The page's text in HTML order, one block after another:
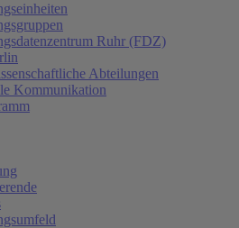
Ruhr (FDZ)
Abteilungen
Kommunikation